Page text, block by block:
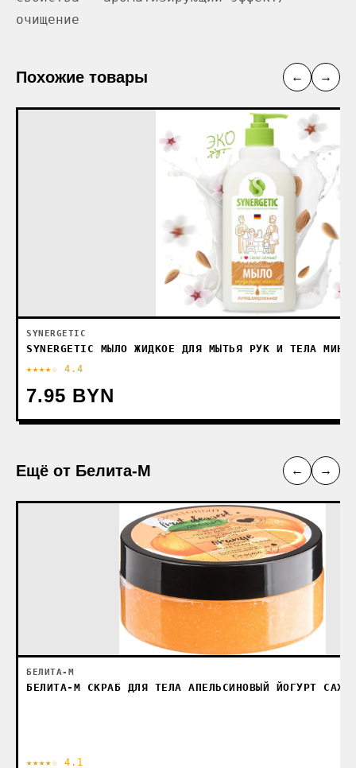
очищение
Похожие товары ← →
SYNERGETIC
SYNERGETIC МЫЛО ЖИДКОЕ ДЛЯ МЫТЬЯ РУК И ТЕЛА
★★★★☆ 4.4
7.95 BYN
Ещё от Белита-М ← →
БЕЛИТА-М
БЕЛИТА-М СКРАБ ДЛЯ ТЕЛА АПЕЛЬСИНОВЫЙ ЙОГУРТ
★★★★☆ 4.1